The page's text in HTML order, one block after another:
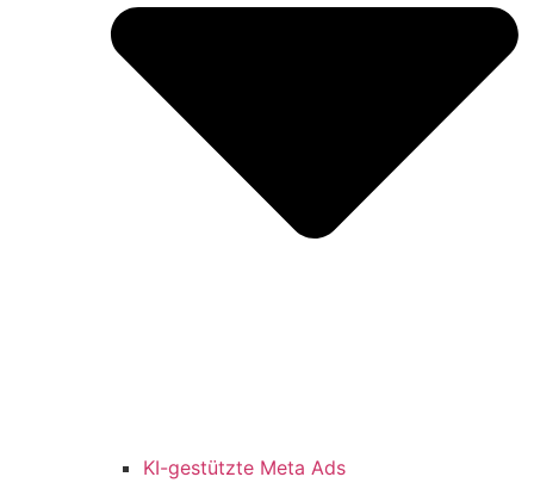
KI-gestützte Meta Ads